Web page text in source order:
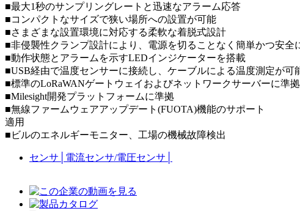
■最大1秒のサンプリングレートと迅速なアラーム応答
■コンパクトなサイズで狭い場所への設置が可能
■さまざまな設置環境に対応する柔軟な着脱式設計
■非侵襲性クランプ設計により、電源を切ることなく簡単かつ安全
■動作状態とアラームを示すLEDインジケーターを搭載
■USB経由で温度センサーに接続し、ケーブルによる温度測定が可
■標準のLoRaWANゲートウェイおよびネットワークサーバーに準拠
■Milesight開発プラットフォームに準拠
■無線ファームウェアアップデート(FUOTA)機能のサポート
適用
■ビルのエネルギーモニター、工場の機械故障検出
センサ 電流センサ/電圧センサ